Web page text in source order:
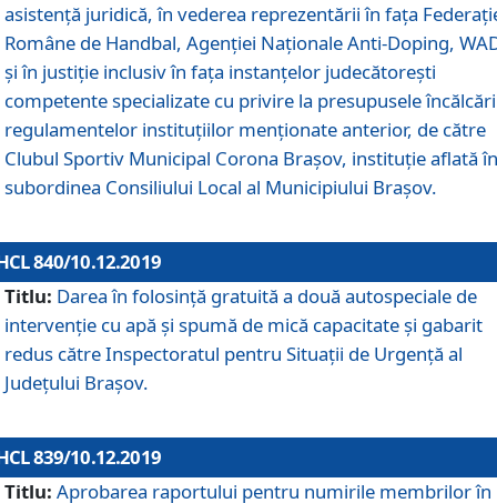
asistență juridică, în vederea reprezentării în fața
Române de Handbal, Agenției Naționale Anti-Doping,
și în justiție inclusiv în fața instanțelor judecătorești
competente specializate cu privire la presupusele
regulamentelor instituțiilor menționate anterior, de către
Clubul Sportiv Municipal Corona Braşov, instituție aflată în
subordinea Consiliului Local al Municipiului Brașov.
840/10.12.2019
Titlu: Darea în folosință gratuită a două autospeciale de
intervenție cu apă și spumă de mică capacitate și gabarit
redus către Inspectoratul pentru Situaţii de Urgenţă al
Judeţului Brașov.
839/10.12.2019
Titlu: Aprobarea raportului pentru numirile membrilor în